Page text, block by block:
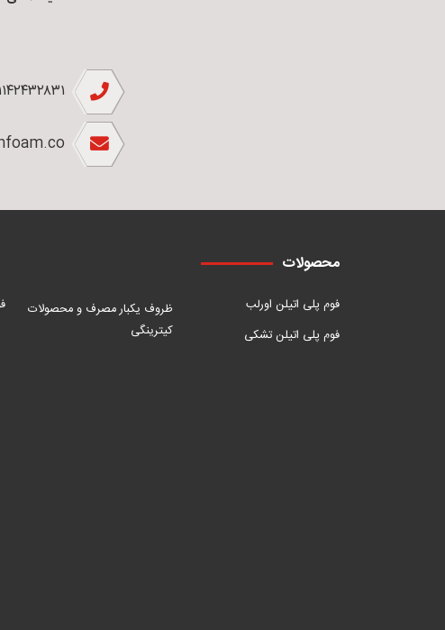
محصولات
فوم پلی اتیلن اورلب
فوم پلی اتیلن تشکی
ظروف یکبار مصرف و محصولات
کیترینگی